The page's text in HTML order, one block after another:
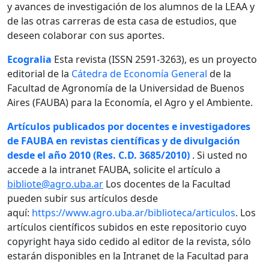
y avances de investigación de los alumnos de la LEAA y
de las otras carreras de esta casa de estudios, que
deseen colaborar con sus aportes.
Ecogralia Esta revista (ISSN 2591-3263), es un proyecto
editorial de la Cátedra de Economía General de la
Facultad de Agronomía de la Universidad de Buenos
Aires (FAUBA) para la Economía, el Agro y el Ambiente.
Artículos publicados por docentes e investigadores
de FAUBA en revistas científicas y de divulgación
desde el año 2010 (Res. C.D. 3685/2010) . Si usted no
accede a la intranet FAUBA, solicite el artículo a
bibliote@agro.uba.ar Los docentes de la Facultad
pueden subir sus artículos desde
aquí: https://www.agro.uba.ar/biblioteca/articulos. Los
artículos científicos subidos en este repositorio cuyo
copyright haya sido cedido al editor de la revista, sólo
estarán disponibles en la Intranet de la Facultad para